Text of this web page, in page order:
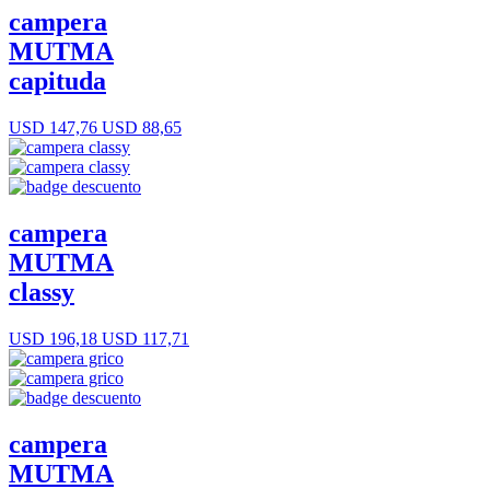
campera
MUTMA
capituda
USD 147,76 USD 88,65
campera
MUTMA
classy
USD 196,18 USD 117,71
campera
MUTMA